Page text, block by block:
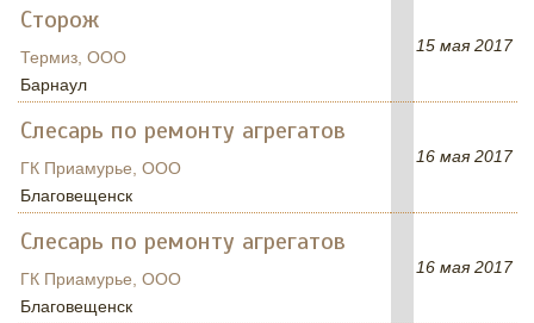
Сторож
Термиз, ООО
Барнаул
15 мая 2017
Слесарь по ремонту агрегатов
ГК Приамурье, ООО
Благовещенск
16 мая 2017
Слесарь по ремонту агрегатов
ГК Приамурье, ООО
Благовещенск
16 мая 2017